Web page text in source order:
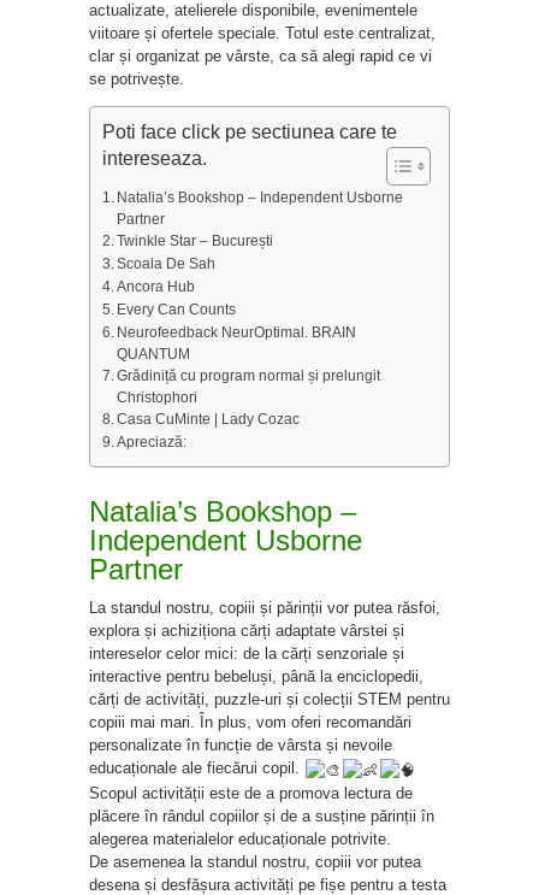
actualizate, atelierele disponibile, evenimentele
viitoare și ofertele speciale. Totul este centralizat,
clar și organizat pe vârste, ca să alegi rapid ce vi
se potrivește.
Poti face click pe sectiunea care te
intereseaza.
Natalia’s Bookshop – Independent Usborne
Partner
Twinkle Star – București
Scoala De Sah
Ancora Hub
Every Can Counts
Neurofeedback NeurOptimal. BRAIN
QUANTUM
Grădiniță cu program normal și prelungit
Christophori
Casa CuMinte | Lady Cozac
Apreciază:
Natalia’s Bookshop –
Independent Usborne
Partner
La standul nostru, copiii și părinții vor putea răsfoi,
explora și achiziționa cărți adaptate vârstei și
intereselor celor mici: de la cărți senzoriale și
interactive pentru bebeluși, până la enciclopedii,
cărți de activități, puzzle-uri și colecții STEM pentru
copiii mai mari. În plus, vom oferi recomandări
personalizate în funcție de vârsta și nevoile
educaționale ale fiecărui copil.
Scopul activității este de a promova lectura de
plăcere în rândul copiilor și de a susține părinții în
alegerea materialelor educaționale potrivite.
De asemenea la standul nostru, copiii vor putea
desena și desfășura activități pe fișe pentru a testa